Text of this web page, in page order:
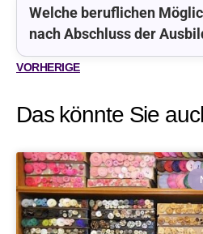
Welche beruflichen
nach Abschluss der
VORHERIGE
Das könnte Sie